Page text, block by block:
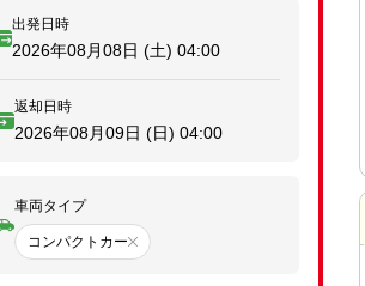
出発日時
2026年08月08日 (土) 04:00
返却日時
2026年08月09日 (日) 04:00
車両タイプ
コンパクトカー